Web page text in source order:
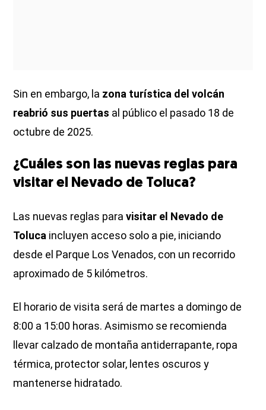
Sin en embargo, la zona turística del volcán
reabrió sus puertas al público el pasado 18 de
octubre de 2025.
¿Cuáles son las nuevas reglas para
visitar el Nevado de Toluca?
Las nuevas reglas paravisitar el Nevado de
Toluca incluyen acceso solo a pie, iniciando
desde el Parque Los Venados, con un recorrido
aproximado de 5 kilómetros.
El horario de visita será de martes a domingo de
8:00 a 15:00 horas. Asimismo se recomienda
llevar calzado de montaña antiderrapante, ropa
térmica, protector solar, lentes oscuros y
mantenerse hidratado.